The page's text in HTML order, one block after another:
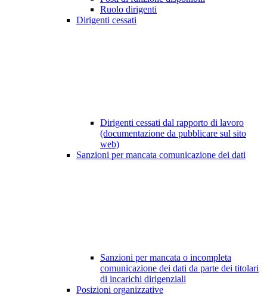
Ruolo dirigenti
Dirigenti cessati
Dirigenti cessati dal rapporto di lavoro
(documentazione da pubblicare sul sito
web)
Sanzioni per mancata comunicazione dei dati
Sanzioni per mancata o incompleta
comunicazione dei dati da parte dei titolari
di incarichi dirigenziali
Posizioni organizzative